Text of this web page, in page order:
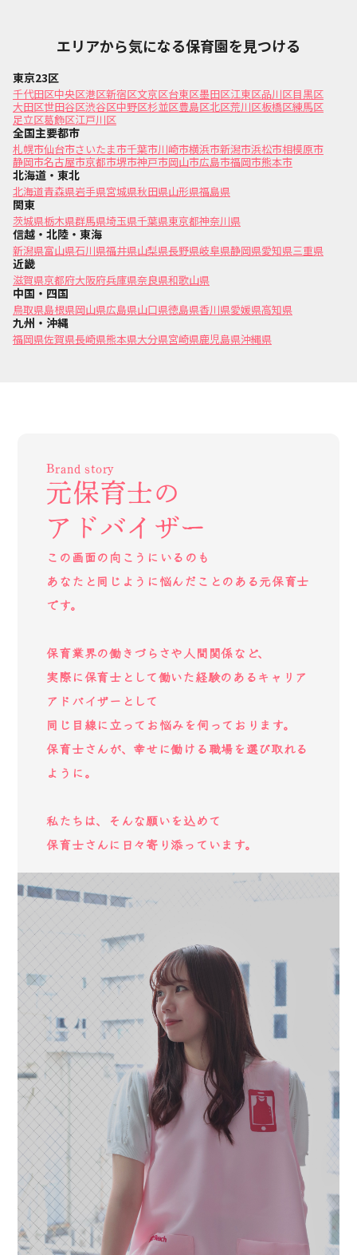
エリアから気になる保育園を見つける
東京23区
千代田区中央区港区新宿区文京区台東区墨田区江東区品川区目黒区
大田区世田谷区渋谷区中野区杉並区豊島区北区荒川区板橋区練馬区
足立区葛飾区江戸川区
全国主要都市
札幌市仙台市さいたま市千葉市川崎市横浜市新潟市浜松市相模原市
静岡市名古屋市京都市堺市神戸市岡山市広島市福岡市熊本市
北海道・東北
北海道青森県岩手県宮城県秋田県山形県福島県
関東
茨城県栃木県群馬県埼玉県千葉県東京都神奈川県
信越・北陸・東海
新潟県富山県石川県福井県山梨県長野県岐阜県静岡県愛知県三重県
近畿
滋賀県京都府大阪府兵庫県奈良県和歌山県
中国・四国
鳥取県島根県岡山県広島県山口県徳島県香川県愛媛県高知県
九州・沖縄
福岡県佐賀県長崎県熊本県大分県宮崎県鹿児島県沖縄県
Brand story
元保育士の
アドバイザー
この画面の向こうにいるのも
あなたと同じように悩んだことのある元保育士
です。
保育業界の働きづらさや人間関係など、
実際に保育士として働いた経験のあるキャリア
アドバイザーとして
同じ目線に立ってお悩みを伺っております。
保育士さんが、幸せに働ける職場を選び取れる
ように。
私たちは、そんな願いを込めて
保育士さんに日々寄り添っています。